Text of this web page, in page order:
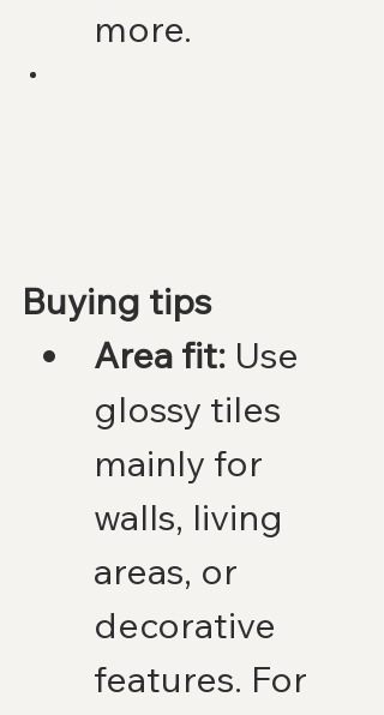
more.
Buying tips
Area fit: Use
glossy tiles
mainly for
walls, living
areas, or
decorative
features. For